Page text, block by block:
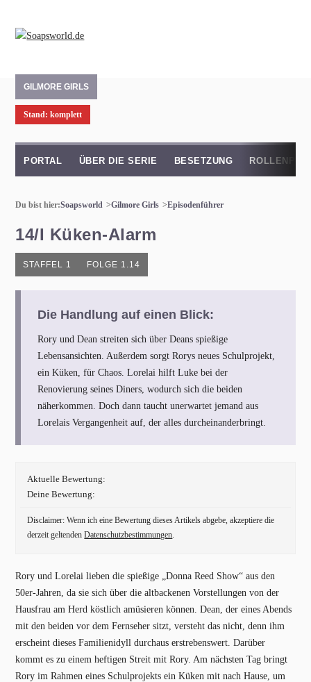
GILMORE GIRLS
Stand: komplett
PORTAL ÜBER DIE SERIE BESETZUNG
Du bist hier:Soapsworld Gilmore Girls Episodenführer
14/I Küken-Alarm
STAFFEL 1 FOLGE 1.14
Die Handlung auf einen Blick:
Rory und Dean streiten sich über Deans spießige
Lebensansichten. Außerdem sorgt Rorys neues Schulprojekt,
ein Küken, für Chaos. Lorelai hilft Luke bei der
Renovierung seines Diners, wodurch sich die beiden
näherkommen. Doch dann taucht unerwartet jemand aus
Lorelais Vergangenheit auf, der alles durcheinanderbringt.
Aktuelle Bewertung:
Deine Bewertung:
Disclaimer: Wenn ich eine Bewertung dieses Artikels abgebe, akzeptiere die
derzeit geltendenDatenschutzbestimmungen.
Rory und Lorelai lieben die spießige „Donna Reed Show“ aus den
50er-Jahren, da sie sich über die altbackenen Vorstellungen von der
Hausfrau am Herd köstlich amüsieren können. Dean, der eines Abends
mit den beiden vor dem Fernseher sitzt, versteht das nicht, denn ihm
erscheint dieses Familienidyll durchaus erstrebenswert. Darüber
kommt es zu einem heftigen Streit mit Rory. Am nächsten Tag bringt
Rory im Rahmen eines Schulprojekts ein Küken mit nach Hause, um